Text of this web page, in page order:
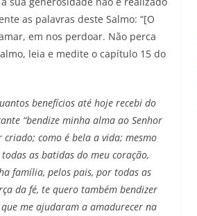
as palavras deste Salmo: “[O
em nos perdoar. Não perca
leia e medite o capítulo 15 do
benefícios até hoje recebi do
“bendize minha alma ao Senhor
criado; como é bela a vida; mesmo
as batidas do meu coração,
família, pelos pais, por todas as
da fé, te quero também bendizer
me ajudaram a amadurecer na